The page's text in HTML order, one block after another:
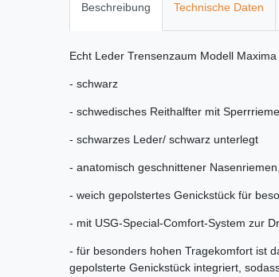
Beschreibung Technische Daten
Echt Leder Trensenzaum Modell Maxima
- schwarz
- schwedisches Reithalfter mit
- schwarzes Leder/ schwarz unterlegt
- anatomisch geschnittener
- weich gepolstertes Genickstück für
- mit USG-Special-Comfort-System zur
- für besonders hohen Tragekomfort ist
gepolsterte Genickstück integriert,